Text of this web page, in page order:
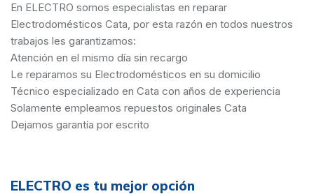
En ELECTRO somos especialistas en reparar
Electrodomésticos Cata, por esta razón en todos nuestros
trabajos les garantizamos:
Atención en el mismo día sin recargo
Le reparamos su Electrodomésticos en su domicilio
Técnico especializado en Cata con años de experiencia
Solamente empleamos repuestos originales Cata
Dejamos garantía por escrito
ELECTRO es tu mejor opción